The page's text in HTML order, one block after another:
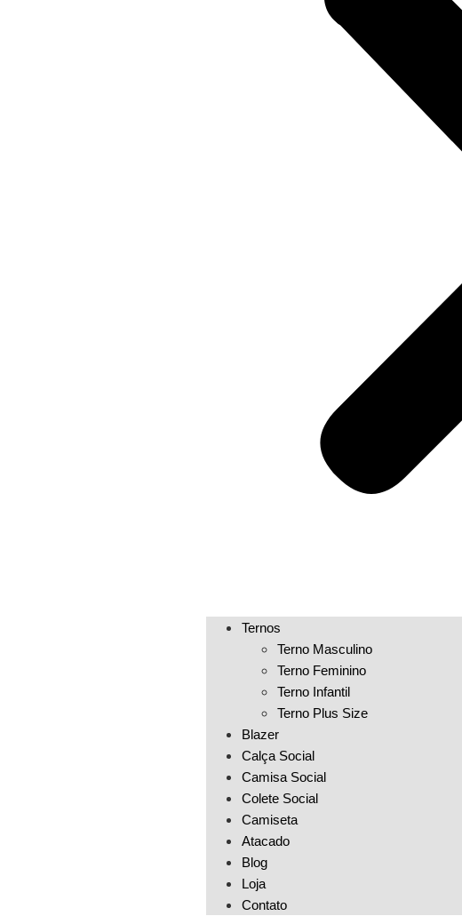
Ternos
Terno Masculino
Terno Feminino
Terno Infantil
Terno Plus Size
Blazer
Calça Social
Camisa Social
Colete Social
Camiseta
Atacado
Blog
Loja
Contato